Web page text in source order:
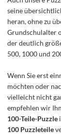
seine
heran, ohne zu
Grundschulalter
der deutlich
500, 1000 und
Wenn Sie erst
möchten oder
vielleicht nicht
empfehlen wir
100-Teile-Puzzle
100 Puzzleteile